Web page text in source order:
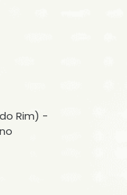
Rim) -